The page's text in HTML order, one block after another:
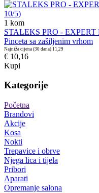
1 kom
STALEKS PRO - EXPERT
Pinceta sa zašiljenim vrhom
Najniža cijena (30 dana) 11,29
€ 10,16
Kupi
Kategorije
Početna
Brandovi
Akcije
Kosa
Nokti
Trepavice i obrve
Njega lica i tijela
Pribori
Aparati
Opremanje salona